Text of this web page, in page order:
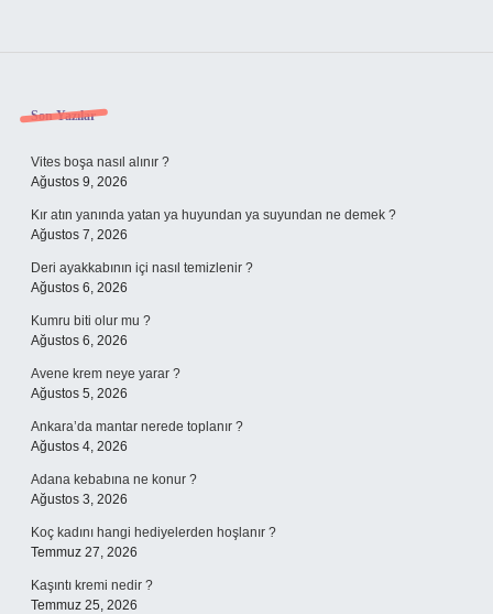
Sidebar
Son Yazılar
Vites boşa nasıl alınır ?
Ağustos 9, 2026
Kır atın yanında yatan ya huyundan ya suyundan ne demek ?
Ağustos 7, 2026
Deri ayakkabının içi nasıl temizlenir ?
Ağustos 6, 2026
Kumru biti olur mu ?
Ağustos 6, 2026
Avene krem neye yarar ?
Ağustos 5, 2026
Ankara’da mantar nerede toplanır ?
Ağustos 4, 2026
Adana kebabına ne konur ?
Ağustos 3, 2026
Koç kadını hangi hediyelerden hoşlanır ?
Temmuz 27, 2026
Kaşıntı kremi nedir ?
Temmuz 25, 2026